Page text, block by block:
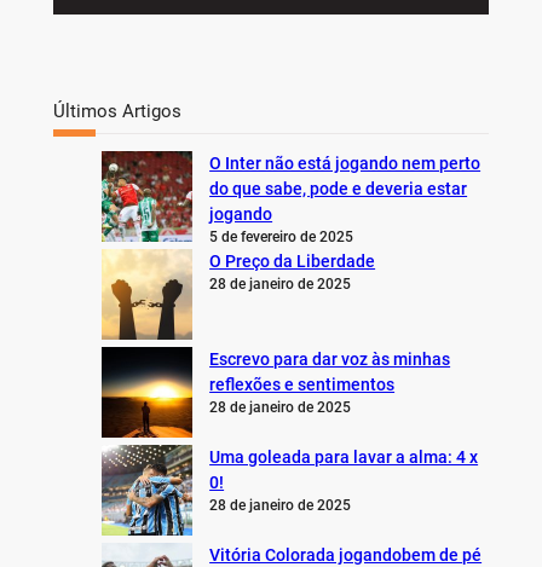
Últimos Artigos
O Inter não está jogando nem perto
do que sabe, pode e deveria estar
jogando
5 de fevereiro de 2025
O Preço da Liberdade
28 de janeiro de 2025
Escrevo para dar voz às minhas
reflexões e sentimentos
28 de janeiro de 2025
Uma goleada para lavar a alma: 4 x
0!
28 de janeiro de 2025
Vitória Colorada jogandobem de pé